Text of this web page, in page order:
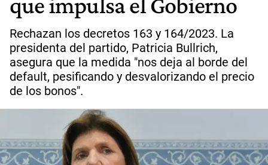
Rechazan los decretos 163 y 164/2023. La
presidenta del partido, Patricia Bullrich,
asegura que la medida "nos deja al borde del
default, pesificando y desvalorizando el precio
de los bonos".